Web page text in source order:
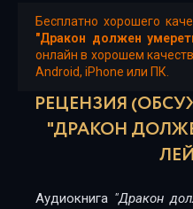
Бесплатно хорошего
"Дракон должен
онлайн в хорошем
Android, iPhone или ПК.
РЕЦЕНЗИЯ
"ДРАКОН
Аудиокнига "Дракон